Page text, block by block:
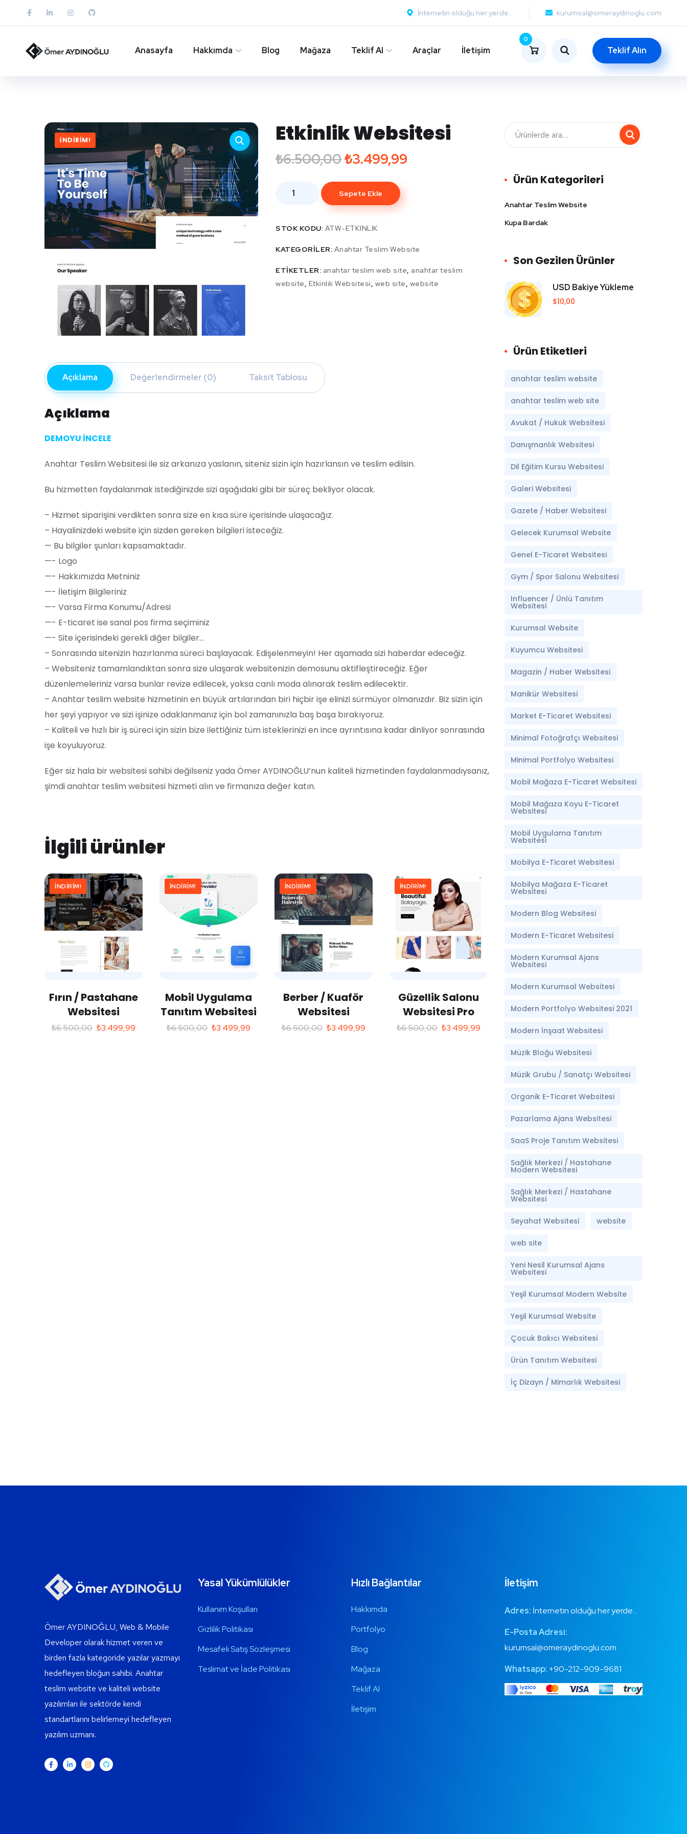
İnternetin olduğu her yerde... kurumsal@omeraydinoglu.com
Anasayfa Hakkımda Blog Mağaza Teklif Al Araçlar İletişim
0
Teklif Alın
İNDIRIM! Etkinlik Websitesi
₺6.500,00₺3.499,99
Sepete Ekle
STOK KODU: ATW-ETKINLIK
KATEGORILER: Anahtar Teslim Website
ETIKETLER: anahtar teslim web site, anahtar teslim
website, Etkinlik Websitesi, web site, website
Açıklama Değerlendirmeler (0) Taksit Tablosu
Açıklama
DEMOYU İNCELE
Anahtar Teslim Websitesi ile siz arkanıza yaslanın, siteniz sizin için hazırlansın ve teslim edilsin.
Bu hizmetten faydalanmak istediğinizde sizi aşağıdaki gibi bir süreç bekliyor olacak.
– Hizmet siparişini verdikten sonra size en kısa süre içerisinde ulaşacağız.
– Hayalinizdeki website için sizden gereken bilgileri isteceğiz.
— Bu bilgiler şunları kapsamaktadır.
—- Logo
—- Hakkımızda Metniniz
—- İletişim Bilgileriniz
—- Varsa Firma Konumu/Adresi
—- E-ticaret ise sanal pos firma seçiminiz
—- Site içerisindeki gerekli diğer bilgiler…
– Sonrasında sitenizin hazırlanma süreci başlayacak. Edişelenmeyin! Her aşamada sizi haberdar edeceğiz.
– Websiteniz tamamlandıktan sonra size ulaşarak websitenizin demosunu aktifleştireceğiz. Eğer
düzenlemeleriniz varsa bunlar revize edilecek, yoksa canlı moda alınarak teslim edilecektir.
– Anahtar teslim website hizmetinin en büyük artılarından biri hiçbir işe elinizi sürmüyor olmanızdır. Biz sizin için
her şeyi yapıyor ve sizi işinize odaklanmanız için bol zamanınızla baş başa bırakıyoruz.
– Kaliteli ve hızlı bir iş süreci için sizin bize ilettiğiniz tüm isteklerinizi en ince ayrıntısına kadar dinliyor sonrasında
işe koyuluyoruz.
Eğer siz hala bir websitesi sahibi değilseniz yada Ömer AYDINOĞLU’nun kaliteli hizmetinden faydalanmadıysanız,
şimdi anahtar teslim websitesi hizmeti alın ve firmanıza değer katın.
İlgili ürünler
İNDIRIM!
Fırın / Pastahane
Websitesi
₺6.500,00 ₺3.499,99
İNDIRIM!
Mobil Uygulama
Tanıtım Websitesi
₺6.500,00 ₺3.499,99
İNDIRIM!
Berber / Kuaför
Websitesi
₺6.500,00 ₺3.499,99
İNDIRIM!
Güzellik Salonu
Websitesi Pro
₺6.500,00 ₺3.499,99
Ürün Kategorileri
Anahtar Teslim Website
Kupa Bardak
Son Gezilen Ürünler
USD Bakiye Yükleme
$10,00
Ürün Etiketleri
anahtar teslim website
anahtar teslim web site
Avukat / Hukuk Websitesi
Danışmanlık Websitesi
Dil Eğitim Kursu Websitesi
Galeri Websitesi
Gazete / Haber Websitesi
Gelecek Kurumsal Website
Genel E-Ticaret Websitesi
Gym / Spor Salonu Websitesi
Influencer / Ünlü Tanıtım
Websitesi
Kurumsal Website
Kuyumcu Websitesi
Magazin / Haber Websitesi
Manikür Websitesi
Market E-Ticaret Websitesi
Minimal Fotoğrafçı Websitesi
Minimal Portfolyo Websitesi
Mobil Mağaza E-Ticaret Websitesi
Mobil Mağaza Koyu E-Ticaret
Websitesi
Mobil Uygulama Tanıtım
Websitesi
Mobilya E-Ticaret Websitesi
Mobilya Mağaza E-Ticaret
Websitesi
Modern Blog Websitesi
Modern E-Ticaret Websitesi
Modern Kurumsal Ajans
Websitesi
Modern Kurumsal Websitesi
Modern Portfolyo Websitesi 2021
Modern İnşaat Websitesi
Müzik Bloğu Websitesi
Müzik Grubu / Sanatçı Websitesi
Organik E-Ticaret Websitesi
Pazarlama Ajans Websitesi
SaaS Proje Tanıtım Websitesi
Sağlık Merkezi / Hastahane
Modern Websitesi
Sağlık Merkezi / Hastahane
Websitesi
Seyahat Websitesi website
web site
Yeni Nesil Kurumsal Ajans
Websitesi
Yeşil Kurumsal Modern Website
Yeşil Kurumsal Website
Çocuk Bakıcı Websitesi
Ürün Tanıtım Websitesi
İç Dizayn / Mimarlık Websitesi
Ömer AYDINOĞLU, Web & Mobile
Developer olarak hizmet veren ve
birden fazla kategoride yazılar yazmayı
hedefleyen bloğun sahibi. Anahtar
teslim website ve kaliteli website
yazılımları ile sektörde kendi
standartlarını belirlemeyi hedefleyen
yazılım uzmanı.
Yasal Yükümlülükler
Kullanım Koşulları
Gizlilik Politikası
Mesafeli Satış Sözleşmesi
Teslimat ve İade Politikası
Hızlı Bağlantılar
Hakkımda
Portfolyo
Blog
Mağaza
Teklif Al
İletişim
İletişim
Adres: İnternetin olduğu her yerde…
E-Posta Adresi:
kurumsal@omeraydinoglu.com
Whatsapp: +90-212-909-9681